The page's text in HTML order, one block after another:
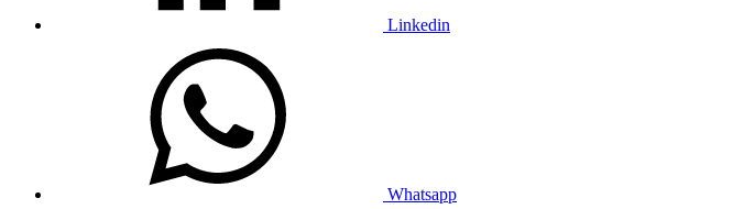
Linkedin
Whatsapp